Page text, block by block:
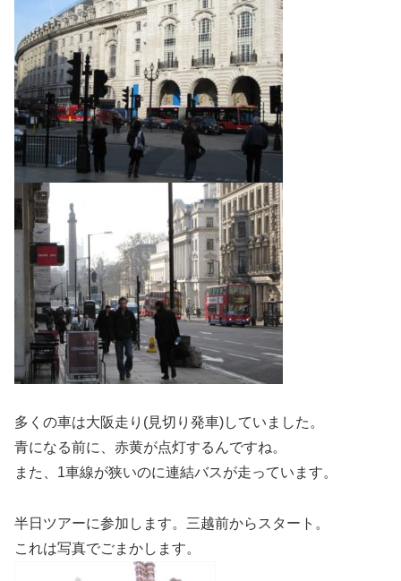
多くの車は大阪走り(見切り発車)していました。
青になる前に、赤黄が点灯するんですね。
また、1車線が狭いのに連結バスが走っています。
半日ツアーに参加します。三越前からスタート。
これは写真でごまかします。